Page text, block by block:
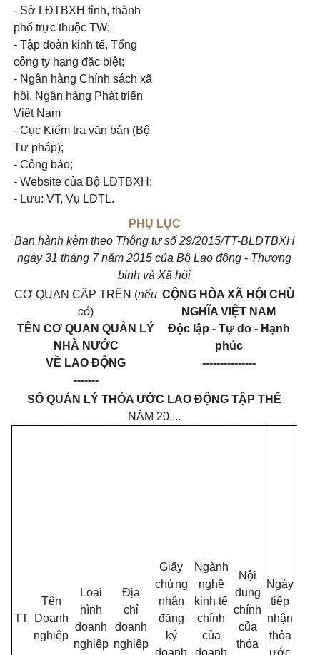
- Sở LĐTBXH tỉnh, thành
phố trực thuộc TW;
- Tập đoàn kinh tế, Tổng
công ty hạng đặc biệt;
- Ngân hàng Chính sách xã
hội, Ngân hàng Phát triển
Việt Nam
- Cục Kiểm tra văn bản (Bộ
Tư pháp);
- Công báo;
- Website của Bộ LĐTBXH;
- Lưu: VT, Vụ LĐTL.
PHỤ LỤC
Ban hành kèm theo Thông tư số 29/2015/TT-BLĐTBXH
ngày 31 tháng 7 năm 2015 của Bộ Lao động - Thương
binh và Xã hội
CƠ QUAN CẤP TRÊN (nếu
có)
TÊN CƠ QUAN QUẢN LÝ
NHÀ NƯỚC
VỀ LAO ĐỘNG
-------
CỘNG HÒA XÃ HỘI CHỦ
NGHĨA VIỆT NAM
Độc lập - Tự do - Hạnh
phúc
---------------
SỔ QUẢN LÝ THỎA ƯỚC LAO ĐỘNG TẬP THỂ
NĂM 20....
TT
Tên
Doanh
nghiệp
Loại
hình
doanh
nghiệp
Địa
chỉ
doanh
nghiệp
Giấy
chứng
nhận
đăng
ký
doanh
Ngành
nghề
kinh tế
chính
của
doanh
Nội
dung
chính
của
thỏa
Ngày
tiếp
nhận
thỏa
ước